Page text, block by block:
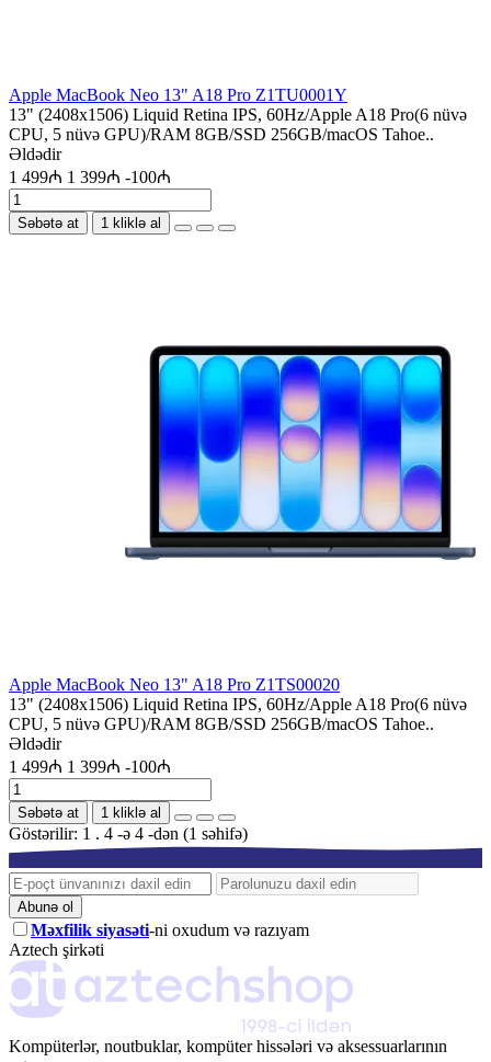
Apple MacBook Neo 13" A18 Pro Z1TU0001Y
13" (2408x1506) Liquid Retina IPS, 60Hz/Apple A18 Pro(6 nüvə
CPU, 5 nüvə GPU)/RAM 8GB/SSD 256GB/macOS Tahoe..
Əldədir
1 499₼ 1 399₼ -100₼
Səbətə at 1 kliklə al
Apple MacBook Neo 13" A18 Pro Z1TS00020
13" (2408x1506) Liquid Retina IPS, 60Hz/Apple A18 Pro(6 nüvə
CPU, 5 nüvə GPU)/RAM 8GB/SSD 256GB/macOS Tahoe..
Əldədir
1 499₼ 1 399₼ -100₼
Səbətə at 1 kliklə al
Göstərilir: 1 . 4 -ə 4 -dən (1 səhifə)
Abunə ol
Məxfilik siyasəti-ni oxudum və razıyam
Aztech şirkəti
Kompüterlər, noutbuklar, kompüter hissələri və aksessuarlarının